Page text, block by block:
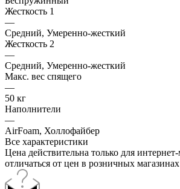
Жесткость 1
—
Средний, Умеренно-жесткий
Жесткость 2
—
Средний, Умеренно-жесткий
Макс. вес спящего
—
50 кг
Наполнители
—
AirFoam, Холлофайбер
Все характеристики
Цена действительна только для
отличаться от цен в розничных магазинах